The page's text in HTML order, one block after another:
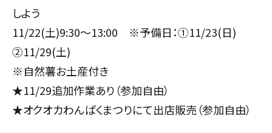
しよう
11/22(土)9:30～13:00 ※予備日：①11/23(日)
②11/29(土)
※自然薯お土産付き
★11/29追加作業あり（参加自由）
★オクオカわんぱくまつりにて出店販売（参加自由）